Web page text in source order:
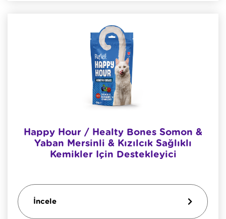
Happy Hour / Healty Bones Somon &
Yaban Mersinli & Kızılcık Sağlıklı
Kemikler Için Destekleyici
İncele